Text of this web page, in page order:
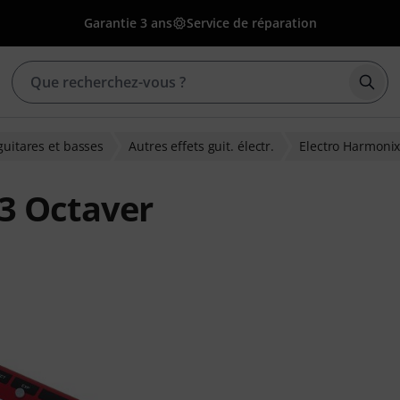
Garantie 3 ans Service de réparation
et basses Autres effets guit. électr. Electro Harmonix
Octaver